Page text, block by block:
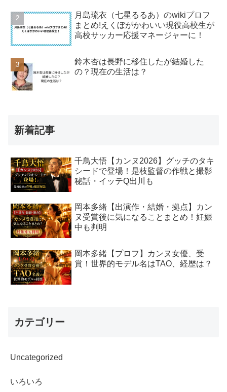
月島琉衣（七星るるあ）のwikiプロフ
まとめ!えくぼがかわいい現役高校生が
高校サッカー応援マネージャーに！
鈴木杏は長野に移住したが結婚した
の？現在の生活は？
新着記事
千鳥大悟【カンヌ2026】グッチのタキ
シードで登場！是枝監督の作戦と撮影
秘話・イッテQ出川も
岡本多緒【出演作・結婚・拠点】カン
ヌ受賞後に気になることまとめ！妊娠
中も判明
岡本多緒【プロフ】カンヌ女優、受
賞！世界的モデル名はTAO、経歴は？
カテゴリー
Uncategorized
いろいろ